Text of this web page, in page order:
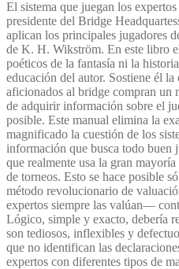
cantidad
El sistema que juegan los
presidente del Bridge
aplican los principales jugadores
de K. H. Wikström. En este libro
poéticos de la fantasía ni la
educación del autor. Sostiene él
aficionados al bridge compran un
de adquirir información sobre el
posible. Este manual elimina la
magnificado la cuestión de los
información que busca todo buen
que realmente usa la gran
de torneos. Esto se hace posible
método revolucionario de
expertos siempre las valúan—
Lógico, simple y exacto, debería
son tediosos, inflexibles y
que no identifican las
expertos con diferentes tipos de